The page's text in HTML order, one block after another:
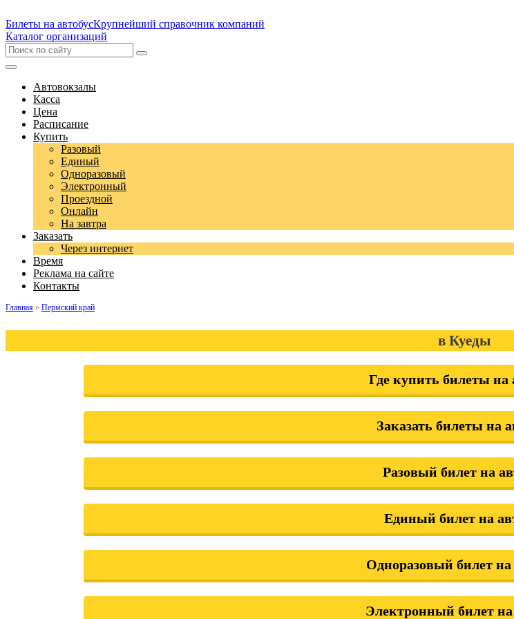
Билеты на автобусКрупнейший справочник компаний
Каталог организаций
Автовокзалы
Касса
Цена
Расписание
Купить
Разовый
Единый
Одноразовый
Электронный
Проездной
Онлайн
На завтра
Заказать
Через интернет
Время
Реклама на сайте
Контакты
Главная » Пермский край
в Куеды
Где купить билеты на
Заказать билеты на
Разовый билет на
Единый билет на
Одноразовый билет на
Электронный билет на